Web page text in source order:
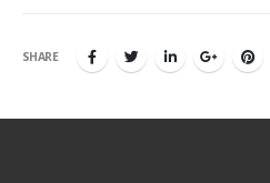
SHARE